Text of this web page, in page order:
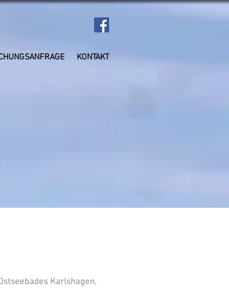
KONTAKT
Karlshagen,